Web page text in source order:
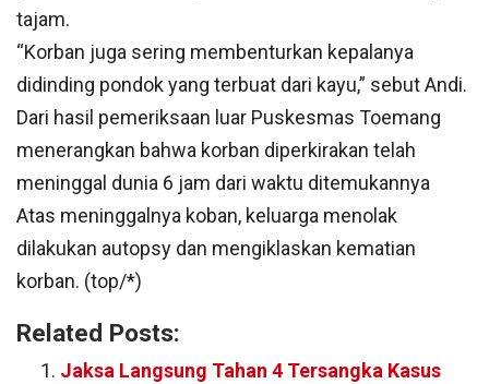
tajam.
“Korban juga sering membenturkan kepalanya
didinding pondok yang terbuat dari kayu,” sebut Andi.
Dari hasil pemeriksaan luar Puskesmas Toemang
menerangkan bahwa korban diperkirakan telah
meninggal dunia 6 jam dari waktu ditemukannya
Atas meninggalnya koban, keluarga menolak
dilakukan autopsy dan mengiklaskan kematian
korban. (top/*)
Related Posts:
Jaksa Langsung Tahan 4 Tersangka Kasus